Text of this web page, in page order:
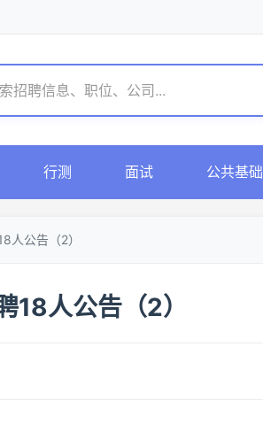
行测 面试 公共基础
人公告（2）
18人公告（2）